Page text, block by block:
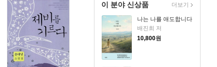
이 분야 신상품
나는 나를 애도합니다
배진희 저
10,800원
더보기